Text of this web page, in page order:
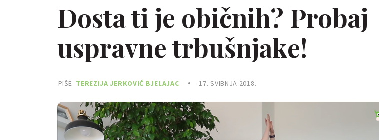
Dosta ti je običnih? Probaj
uspravne trbušnjake!
PIŠE TEREZIJA JERKOVIĆ BJELAJAC 17. SVIBNJA 2018.